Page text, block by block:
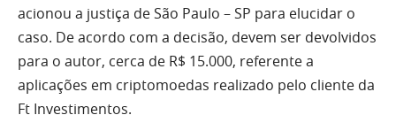
acionou a justiça de São Paulo – SP para elucidar o
caso. De acordo com a decisão, devem ser devolvidos
para o autor, cerca de R$ 15.000, referente a
aplicações em criptomoedas realizado pelo cliente da
Ft Investimentos.